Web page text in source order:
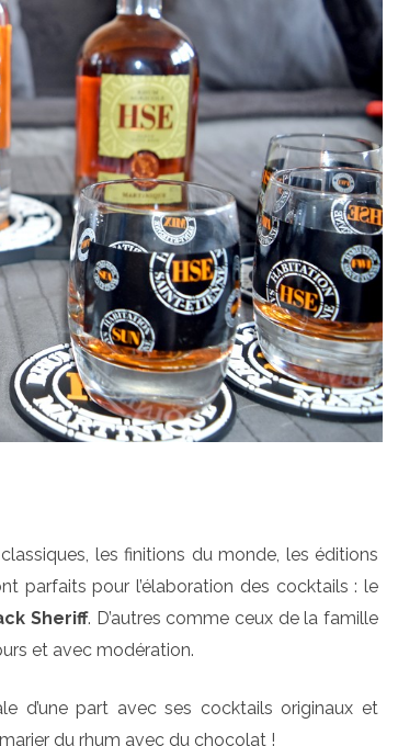
les finitions du monde, les éditions
parfaits pour l’élaboration des cocktails : le
Sheriff. D’autres comme ceux de la famille
et avec modération.
d’une part avec ses cocktails originaux et
du rhum avec du chocolat !